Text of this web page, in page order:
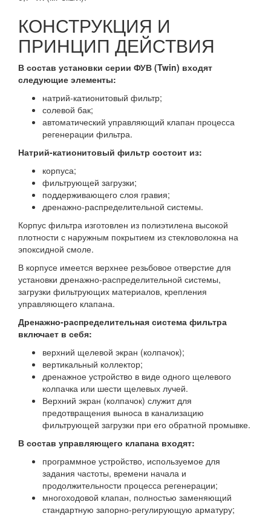
КОНСТРУКЦИЯ И
ПРИНЦИП ДЕЙСТВИЯ
В состав установки серии ФУВ (Twin) входят
следующие элементы:
натрий-катионитовый фильтр;
солевой бак;
автоматический управляющий клапан процесса
регенерации фильтра.
Натрий-катионитовый фильтр состоит из:
корпуса;
фильтрующей загрузки;
поддерживающего слоя гравия;
дренажно-распределительной системы.
Корпус фильтра изготовлен из полиэтилена высокой
плотности с наружным покрытием из стекловолокна на
эпоксидной смоле.
В корпусе имеется верхнее резьбовое отверстие для
установки дренажно-распределительной системы,
загрузки фильтрующих материалов, крепления
управляющего клапана.
Дренажно-распределительная система фильтра
включает в себя:
верхний щелевой экран (колпачок);
вертикальный коллектор;
дренажное устройство в виде одного щелевого
колпачка или шести щелевых лучей.
Верхний экран (колпачок) служит для
предотвращения выноса в канализацию
фильтрующей загрузки при его обратной промывке.
В состав управляющего клапана входят:
программное устройство, используемое для
задания частоты, времени начала и
продолжительности процесса регенерации;
многоходовой клапан, полностью заменяющий
стандартную запорно-регулирующую арматуру;